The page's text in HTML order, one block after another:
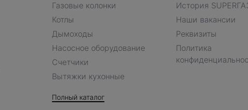
Газовые колонки
Котлы
Дымоходы
Насосное оборудование
Счетчики
Вытяжки кухонные
Полный каталог
История
Наши вакансии
Реквизиты
Политика